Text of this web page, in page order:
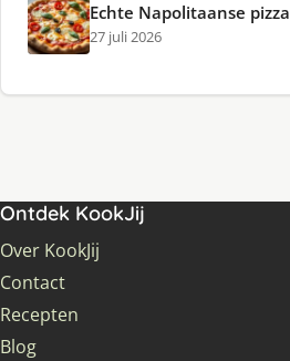
Echte Napolitaanse pizza
27 juli 2026
Ontdek KookJij
Over KookJij
Contact
Recepten
Blog